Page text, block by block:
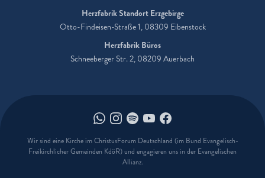
Herzfabrik Standort Erzgebirge
Otto-Findeisen-Straße 1, 08309 Eibenstock
Herzfabrik Büros
Schneeberger Str. 2, 08209 Auerbach
Herzfabrik auf Whatsapp
Herzfabrik auf Instagram
Herzfabrik auf Spotify
Herzfabrik auf Youtube
Herzfabrik auf
Wir sind eine Kirche im ChristusForum Deutschland (im Bund Evangelisch-
Freikirchlicher Gemeinden KdöR) und engagieren uns in der Evangelischen
Allianz.